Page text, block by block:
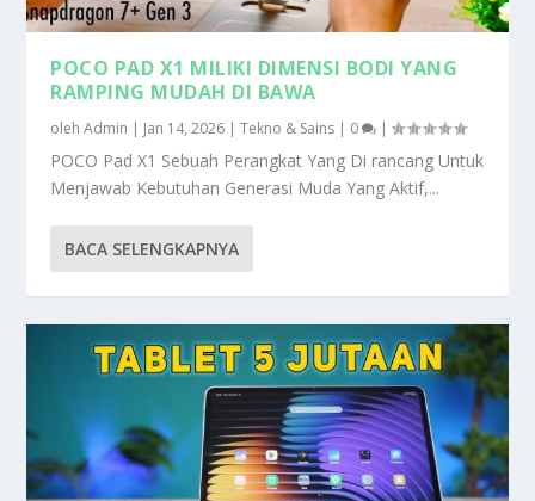
POCO PAD X1 MILIKI DIMENSI BODI YANG
RAMPING MUDAH DI BAWA
olehAdmin | Jan 14, 2026 |Tekno & Sains | 0 |
POCO Pad X1 Sebuah Perangkat Yang Di rancang Untuk
Menjawab Kebutuhan Generasi Muda Yang Aktif,...
BACA SELENGKAPNYA